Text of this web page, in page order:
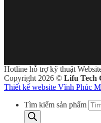
Hotline hỗ trợ kỹ thuật
Copyright 2026 © Lifu Tech
Thiết kế website Vĩnh Phúc
Tìm kiếm sản phẩm